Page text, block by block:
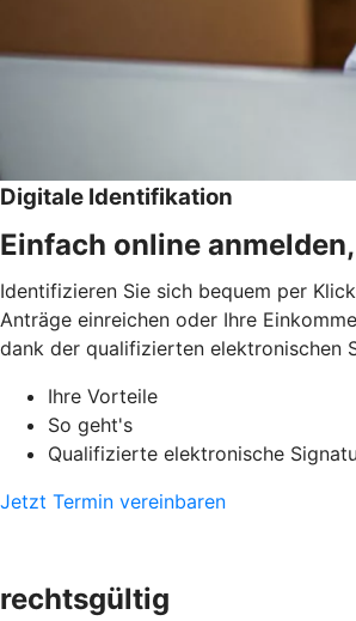
Digitale Identifikation
Einfach online
Identifizieren Sie sich bequem per
Anträge einreichen oder Ihre
dank der qualifizierten elektronischen
Ihre Vorteile
So geht's
Qualifizierte elektronische
Jetzt Termin vereinbaren
rechtsgültig